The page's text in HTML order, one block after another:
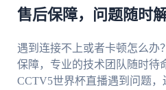
售后保障，问题随时
遇到连接不上或者卡顿怎么办？
保障，专业的技术团队随时待
CCTV5世界杯直播遇到问题